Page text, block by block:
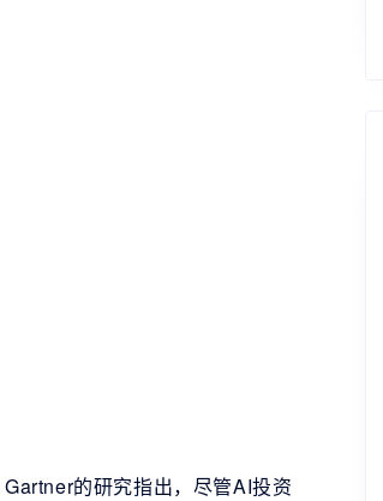
的研究指出，尽管AI投资